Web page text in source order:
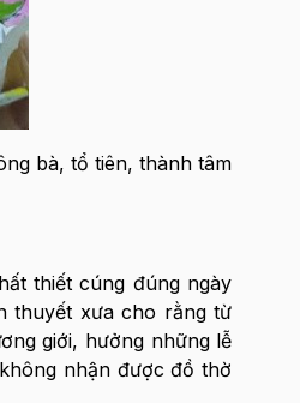
bà, tổ tiên, thành tâm
thiết cúng đúng ngày
thuyết xưa cho rằng từ
giới, hưởng những lễ
nhận được đồ thờ